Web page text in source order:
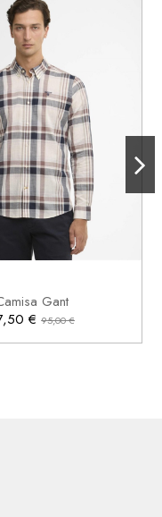
Gant
€95,00 €
Añadir al carrito